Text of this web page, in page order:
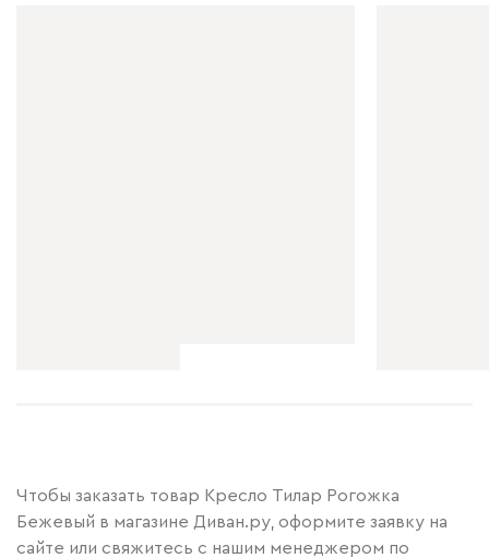
Чтобы заказать товар Кресло Тилар Рогожка
Бежевый в магазине Диван.ру, оформите заявку на
сайте или свяжитесь с нашим менеджером по